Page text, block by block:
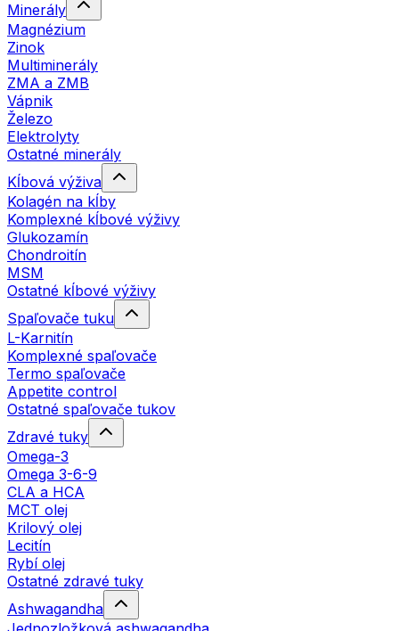
Minerály
Magnézium
Zinok
Multiminerály
ZMA a ZMB
Vápnik
Železo
Elektrolyty
Ostatné minerály
Kĺbová výživa
Kolagén na kĺby
Komplexné kĺbové výživy
Glukozamín
Chondroitín
MSM
Ostatné kĺbové výživy
Spaľovače tuku
L-Karnitín
Komplexné spaľovače
Termo spaľovače
Appetite control
Ostatné spaľovače tukov
Zdravé tuky
Omega-3
Omega 3-6-9
CLA a HCA
MCT olej
Krilový olej
Lecitín
Rybí olej
Ostatné zdravé tuky
Ashwagandha